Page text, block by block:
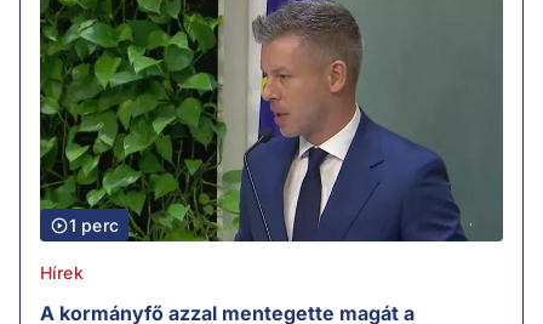
1 perc
Hírek
A kormányfő azzal mentegette magát a